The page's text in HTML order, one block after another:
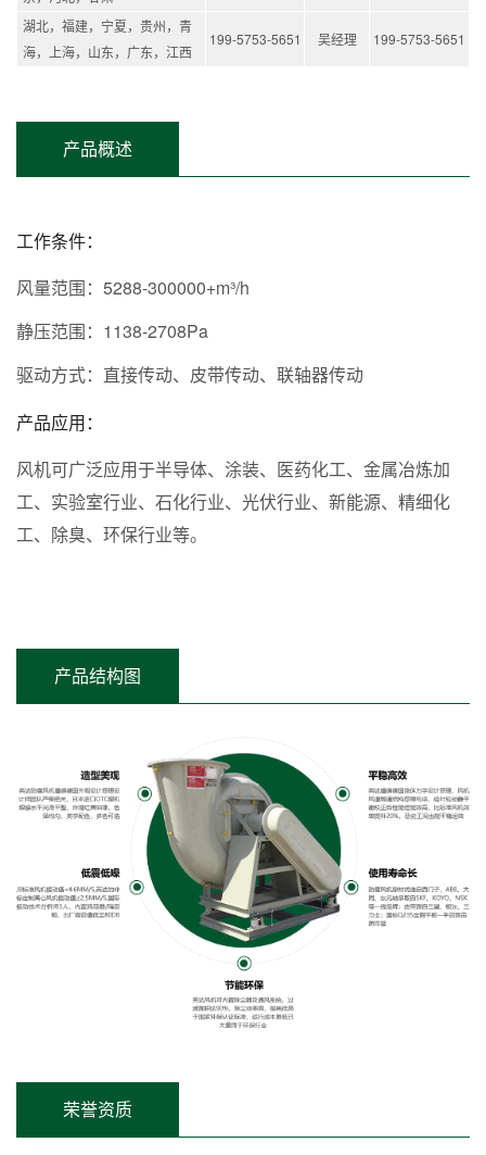
湖北，福建，宁夏，贵州，青
海，上海，山东，广东，江西
199-5753-5651 吴经理 199-5753-5651
产品概述
工作条件：
风量范围：5288-300000+m³/h
静压范围：1138-2708Pa
驱动方式：直接传动、皮带传动、联轴器传动
产品应用：
风机可广泛应用于半导体、涂装、医药化工、金属冶炼加
工、实验室行业、石化行业、光伏行业、新能源、精细化
工、除臭、环保行业等。
产品结构图
荣誉资质